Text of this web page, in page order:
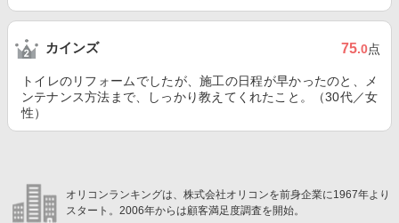
カインズ 75.0点
トイレのリフォームでしたが、施工の日程が早かったのと、メ
ンテナンス方法まで、しっかり教えてくれたこと。（30代／女
性）
オリコンランキングは、株式会社オリコンを前身企業に1967年より
スタート。2006年からは顧客満足度調査を開始。